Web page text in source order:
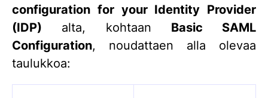
configuration for your Identity Provider
(IDP) alta, kohtaan Basic SAML
Configuration, noudattaen alla olevaa
taulukkoa: